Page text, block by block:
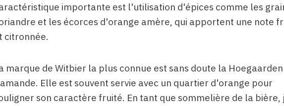
importante est l'utilisation d'épices comme les
et les écorces d'orange amère, qui apportent une note
citronnée.
marque de Witbier la plus connue est sans doute la Hoegaarden
Elle est souvent servie avec un quartier d'orange pour
son caractère fruité. En tant que sommelière de la bière,